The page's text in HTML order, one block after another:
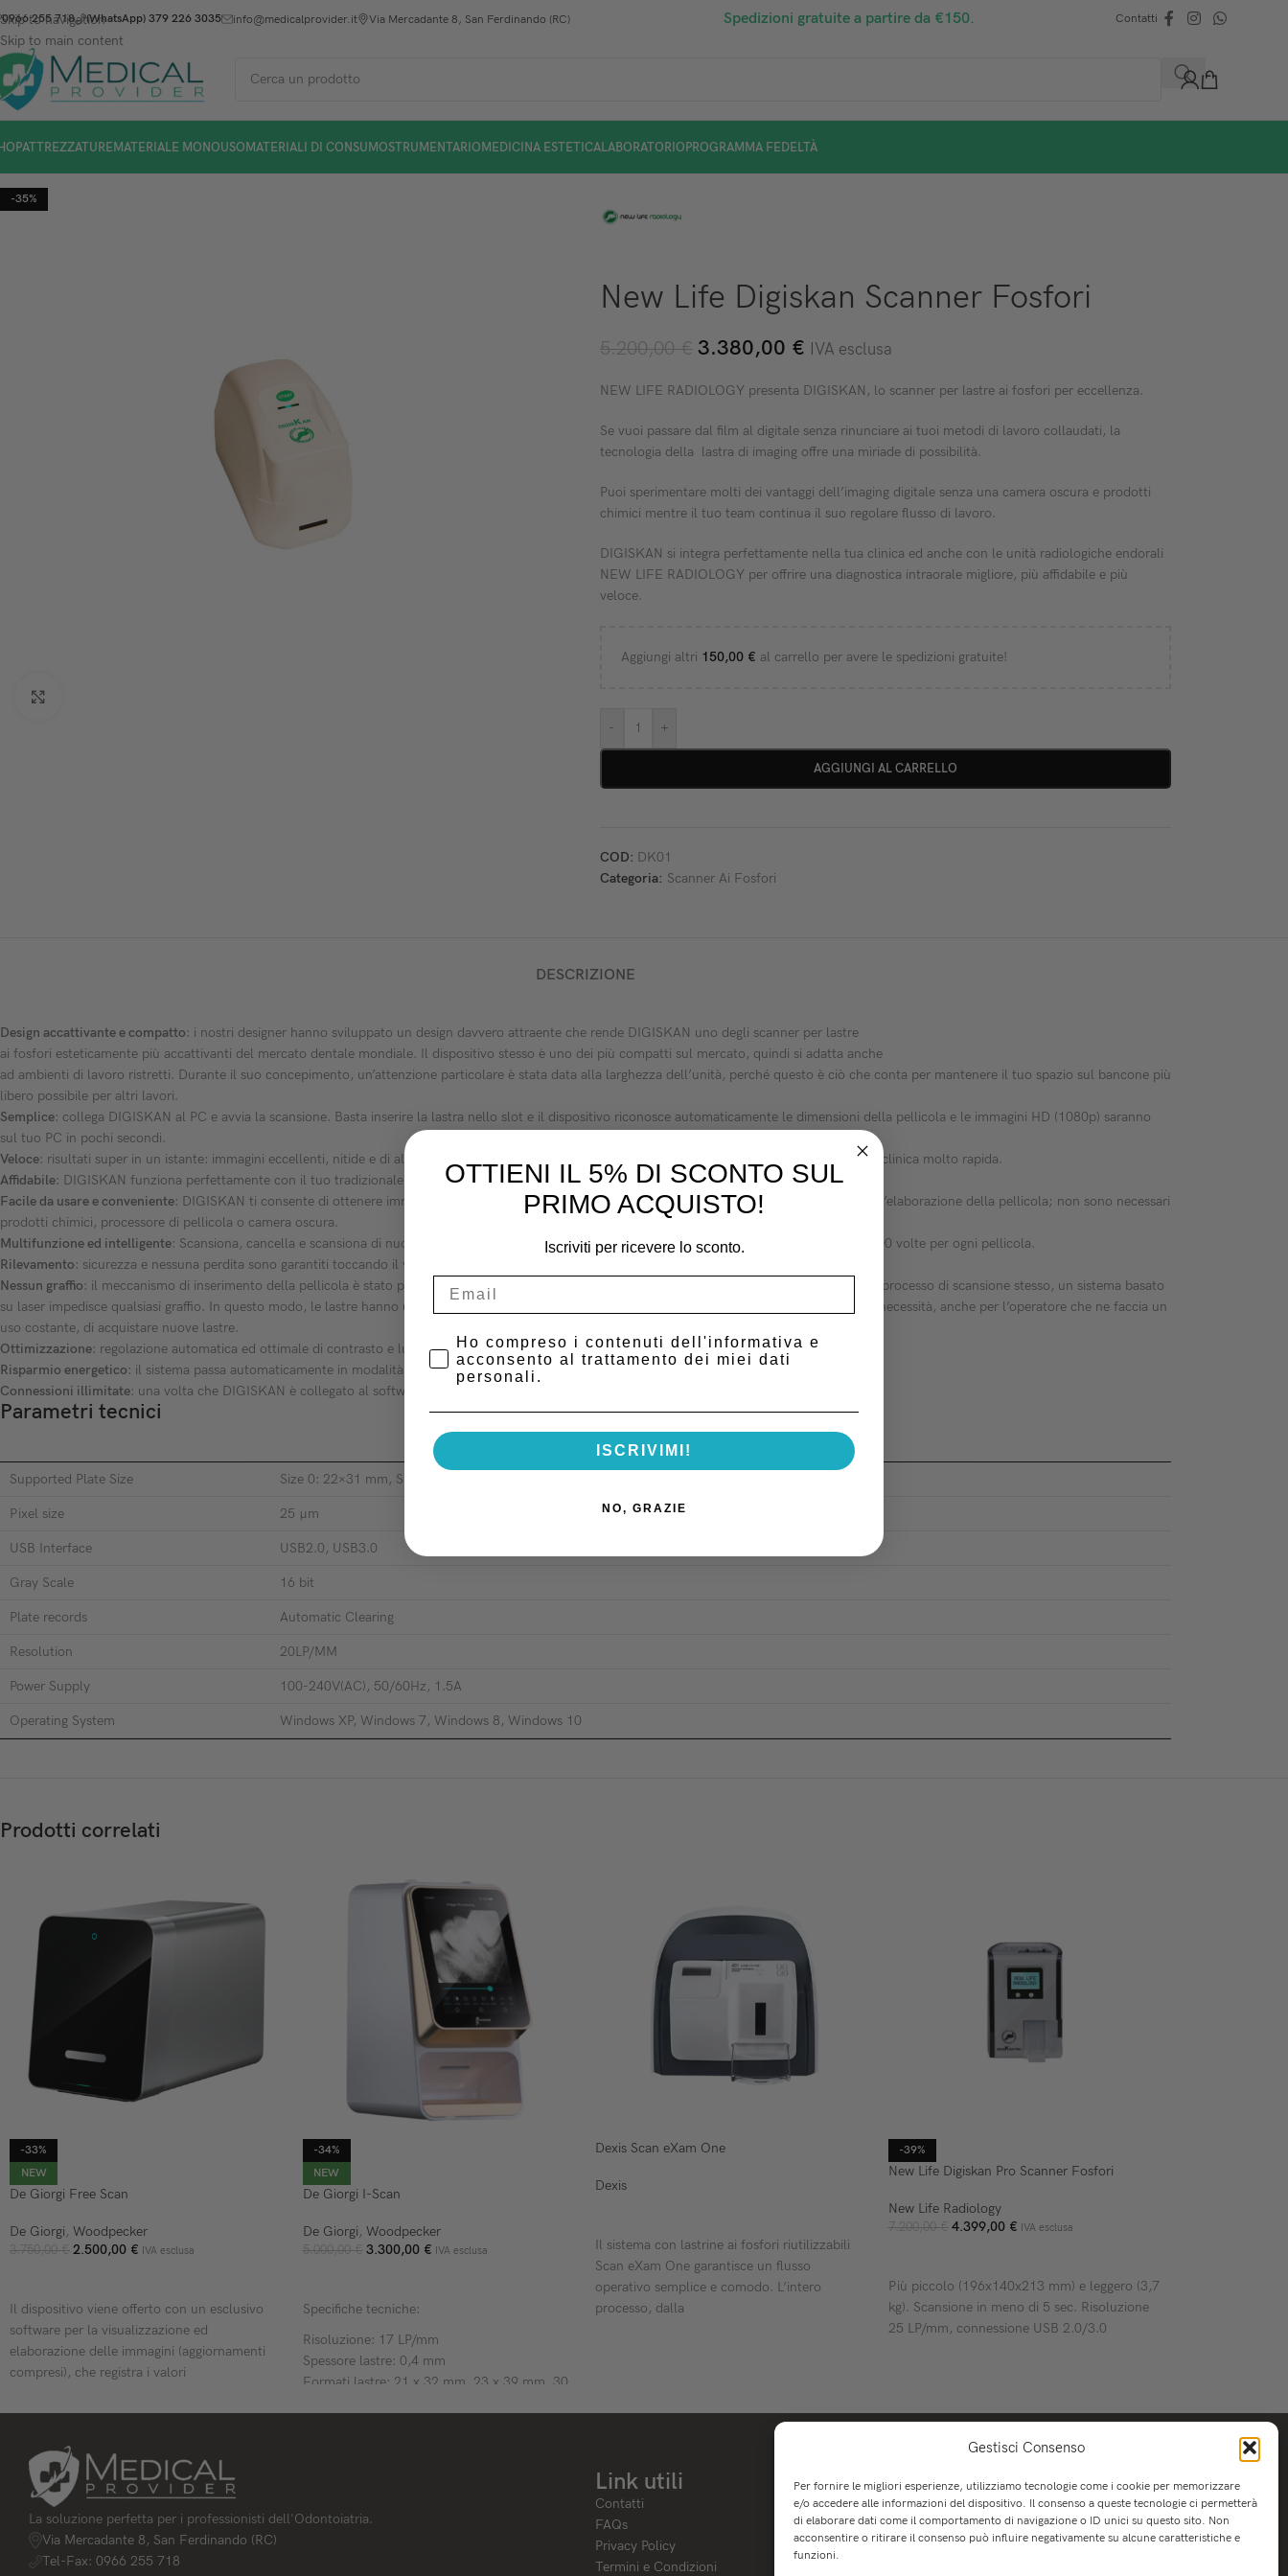
Gestisci Consenso
Per fornire le migliori esperienze, utilizziamo tecnologie come i cookie per memorizzare
e/o accedere alle informazioni del dispositivo. Il consenso a queste tecnologie ci permetterà
di elaborare dati come il comportamento di navigazione o ID unici su questo sito. Non
acconsentire o ritirare il consenso può influire negativamente su alcune caratteristiche e
funzioni.
Skip to navigation
Skip to main content
0966 255 718 (WhatsApp) 379 226 3035 info@medicalprovider.it Via Mercadante 8, San Ferdinando (RC) Spedizioni gratuite a partire da €150. Contatti
ATTREZZATUREMATERIALE MONOUSOMATERIALI DI CONSUMOSTRUMENTARIOMEDICINA ESTETICALABORATORIOPROGRAMMA FEDELTÀ
-35%
New Life Digiskan Scanner Fosfori
5.200,00€ 3.380,00 € IVA esclusa
NEW LIFE RADIOLOGY presenta DIGISKAN, lo scanner per lastre ai fosfori per eccellenza.
Se vuoi passare dal film al digitale senza rinunciare ai tuoi metodi di lavoro collaudati, la
tecnologia della lastra di imaging offre una miriade di possibilità.
Puoi sperimentare molti dei vantaggi dell’imaging digitale senza una camera oscura e prodotti
chimici mentre il tuo team continua il suo regolare flusso di lavoro.
DIGISKAN si integra perfettamente nella tua clinica ed anche con le unità radiologiche endorali
NEW LIFE RADIOLOGY per offrire una diagnostica intraorale migliore, più affidabile e più
veloce.
Aggiungi altri 150,00 € al carrello per avere le spedizioni gratuite!
- +
AGGIUNGI AL CARRELLO
COD: DK01
Categoria: Scanner Ai Fosfori
DESCRIZIONE
Design accattivante e compatto: i nostri designer hanno sviluppato un design davvero attraente che rende DIGISKAN uno degli scanner per lastre
ai fosfori esteticamente più accattivanti del mercato dentale mondiale. Il dispositivo stesso è uno dei più compatti sul mercato, quindi si adatta anche
ad ambienti di lavoro ristretti. Durante il suo concepimento, un’attenzione particolare è stata data alla larghezza dell’unità, perché questo è ciò che conta per mantenere il tuo spazio sul bancone più
libero possibile per altri lavori.
Semplice: collega DIGISKAN al PC e avvia la scansione. Basta inserire la lastra nello slot e il dispositivo riconosce automaticamente le dimensioni della pellicola e le immagini HD (1080p) saranno
sul tuo PC in pochi secondi.
Veloce: risultati super in un istante: immagini eccellenti, nitide e di alta qualità possono essere ottenute in pochi secondi, consentendoti una diagnosi clinica molto rapida.
Affidabile: DIGISKAN funziona perfettamente con il tuo tradizionale endorale AC o DC, fornendo immagini di alta qualità per una diagnosi accurata.
Facile da usare e conveniente: DIGISKAN ti consente di ottenere immagini HD chiare e ripetute utilizzando la stessa lastra, senza costi aggiuntivi per l’elaborazione della pellicola; non sono necessari
prodotti chimici, processore di pellicola o camera oscura.
Multifunzione ed intelligente: Scansiona, cancella e scansiona di nuovo: con DIGISKAN e le sue speciali lastre, potrai eseguire la scansione fino a 2000 volte per ogni pellicola.
Rilevamento: sicurezza e nessuna perdita sono garantiti toccando il vassoio di controllo per inserire i film dentali.
Nessun graffio: il meccanismo di inserimento della pellicola è stato progettato in modo tale che le lastre di imaging non siano sotto carico. Durante il processo di scansione stesso, un sistema basato
su laser impedisce qualsiasi graffio. In questo modo, le lastre hanno una durata estremamente lunga, per una qualità dell’immagine ottimale e meno necessità, anche per l’operatore che ne faccia un
uso costante, di acquistare nuove lastre.
Ottimizzazione: regolazione automatica ed ottimale di contrasto e luminosità.
Risparmio energetico: il sistema passa automaticamente in modalità di risparmio energetico quando non utilizzi il dispositivo.
Connessioni illimitate: una volta che DIGISKAN è collegato al software PITAGORA, avrai connessioni illimitate ed utenti multipli.
Parametri tecnici
Supported Plate Size Size 0: 22×31 mm, Size 1: 24×40 mm, Size 2: 31×41 mm, Size 3: 27×54 mm
Pixel size 25 µm
USB Interface USB2.0, USB3.0
Gray Scale 16 bit
Plate records Automatic Clearing
Resolution 20LP/MM
Power Supply 100-240V(AC), 50/60Hz, 1.5A
Operating System Windows XP, Windows 7, Windows 8, Windows 10
Prodotti correlati
-33%
NEW
De Giorgi Free Scan
De Giorgi, Woodpecker
3.750,00€ 2.500,00 € IVA esclusa
Il dispositivo viene offerto con un esclusivo
software per la visualizzazione ed
elaborazione delle immagini (aggiornamenti
compresi), che registra i valori
tempestivi promemoria relativi all’esposizione
più nitida).
Free Scan è stato creato per essere utilizzato
in ambiente Windows.
-34%
NEW
De Giorgi I-Scan
De Giorgi, Woodpecker
5.000,00€ 3.300,00 € IVA esclusa
Specifiche tecniche:
Risoluzione: 17 LP/mm
Spessore lastre: 0,4 mm
Formati lastre: 21 x 32 mm, 23 x 39 mm, 30
Dexis Scan eXam One
Dexis
Il sistema con lastrine ai fosfori riutilizzabili
Scan eXam One garantisce un flusso
operativo semplice e comodo. L’intero
processo, dalla
-39%
New Life Digiskan Pro Scanner Fosfori
New Life Radiology
7.200,00€ 4.399,00 € IVA esclusa
Più piccolo (196x140x213 mm) e leggero (3,7
kg). Scansione in meno di 5 sec. Risoluzione
25 LP/mm, connessione USB 2.0/3.0
La soluzione perfetta per i professionisti dell'Odontoiatria.
Via Mercadante 8, San Ferdinando (RC)
Tel-Fax: 0966 255 718
Link utili
Contatti
FAQs
Privacy Policy
Termini e Condizioni
OTTIENI IL 5% DI SCONTO SUL
PRIMO ACQUISTO!
Iscriviti per ricevere lo sconto.
Privacy Policy
Ho compreso i contenuti dell'informativa e
acconsento al trattamento dei miei dati
personali.
ISCRIVIMI!
NO, GRAZIE